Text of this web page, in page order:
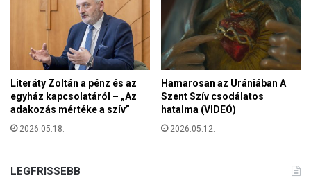
k
b
a
n
á
t
Literáty Zoltán a pénz és az
egyház kapcsolatáról – „Az
adakozás mértéke a szív”
2026.05.18.
Hamarosan az Urániában A
Szent Szív csodálatos
hatalma (VIDEÓ)
2026.05.12.
LEGFRISSEBB